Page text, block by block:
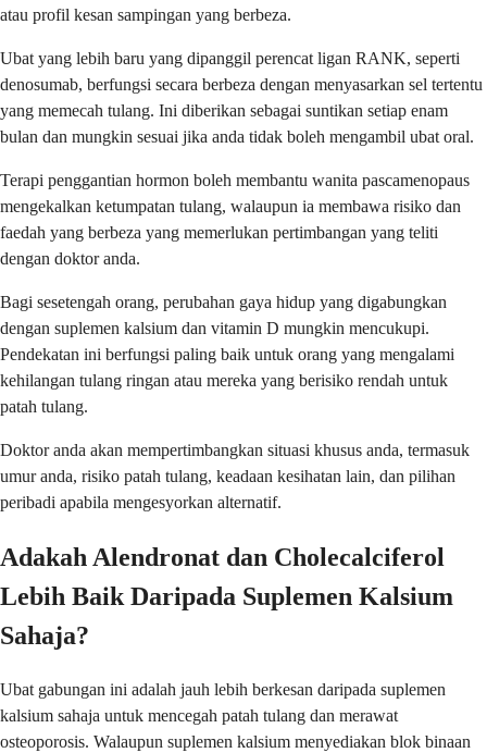
atau profil kesan sampingan yang berbeza.
Ubat yang lebih baru yang dipanggil perencat ligan RANK, seperti
denosumab, berfungsi secara berbeza dengan menyasarkan sel tertentu
yang memecah tulang. Ini diberikan sebagai suntikan setiap enam
bulan dan mungkin sesuai jika anda tidak boleh mengambil ubat oral.
Terapi penggantian hormon boleh membantu wanita pascamenopaus
mengekalkan ketumpatan tulang, walaupun ia membawa risiko dan
faedah yang berbeza yang memerlukan pertimbangan yang teliti
dengan doktor anda.
Bagi sesetengah orang, perubahan gaya hidup yang digabungkan
dengan suplemen kalsium dan vitamin D mungkin mencukupi.
Pendekatan ini berfungsi paling baik untuk orang yang mengalami
kehilangan tulang ringan atau mereka yang berisiko rendah untuk
patah tulang.
Doktor anda akan mempertimbangkan situasi khusus anda, termasuk
umur anda, risiko patah tulang, keadaan kesihatan lain, dan pilihan
peribadi apabila mengesyorkan alternatif.
Adakah Alendronat dan Cholecalciferol
Lebih Baik Daripada Suplemen Kalsium
Sahaja?
Ubat gabungan ini adalah jauh lebih berkesan daripada suplemen
kalsium sahaja untuk mencegah patah tulang dan merawat
osteoporosis. Walaupun suplemen kalsium menyediakan blok binaan